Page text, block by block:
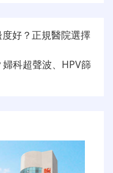
好？正規醫院選擇
科超聲波、HPV篩